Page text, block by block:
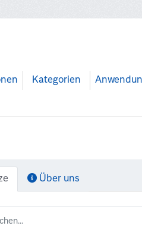
Kategorien
Über uns